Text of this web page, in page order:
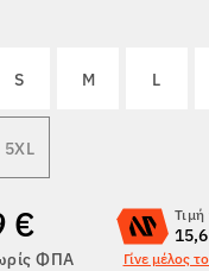
S M L
5XL
€
ΦΠΑ Γίνε μέλος